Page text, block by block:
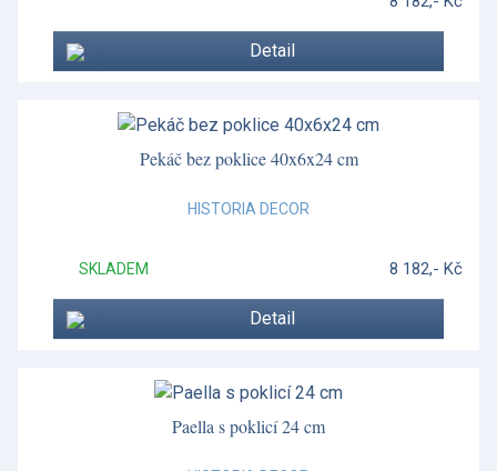
Detail
Pekáč bez poklice 40x6x24 cm
HISTORIA DECOR
SKLADEM 8 182,- Kč
Detail
Paella s poklicí 24 cm